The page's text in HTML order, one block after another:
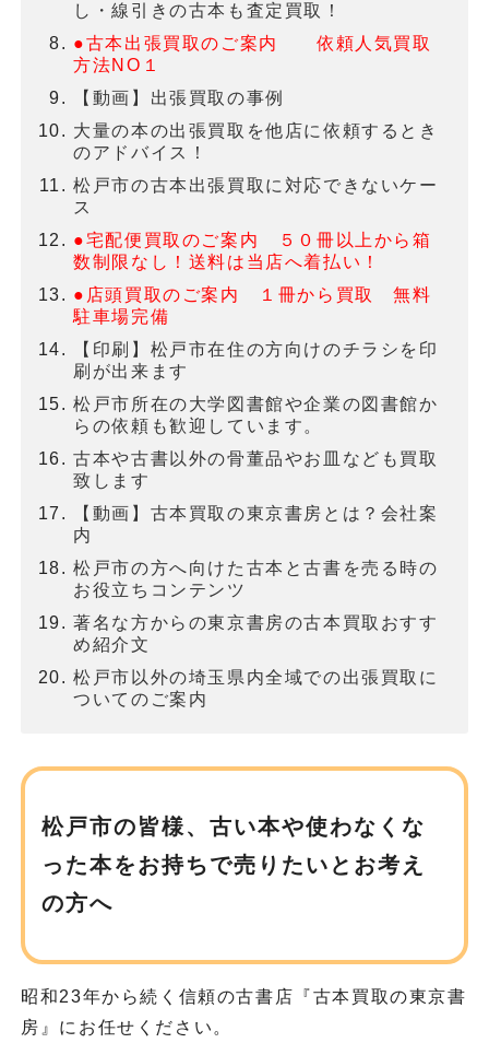
し・線引きの古本も査定買取！
●古本出張買取のご案内 依頼人気買取
方法NO１
【動画】出張買取の事例
大量の本の出張買取を他店に依頼するとき
のアドバイス！
松戸市の古本出張買取に対応できないケー
ス
●宅配便買取のご案内 ５０冊以上から箱
数制限なし！送料は当店へ着払い！
●店頭買取のご案内 １冊から買取 無料
駐車場完備
【印刷】松戸市在住の方向けのチラシを印
刷が出来ます
松戸市所在の大学図書館や企業の図書館か
らの依頼も歓迎しています。
古本や古書以外の骨董品やお皿なども買取
致します
【動画】古本買取の東京書房とは？会社案
内
松戸市の方へ向けた古本と古書を売る時の
お役立ちコンテンツ
著名な方からの東京書房の古本買取おすす
め紹介文
松戸市以外の埼玉県内全域での出張買取に
ついてのご案内
松戸市の皆様、古い本や使わなくな
った本をお持ちで売りたいとお考え
の方へ
昭和23年から続く信頼の古書店『古本買取の東京書
房』にお任せください。